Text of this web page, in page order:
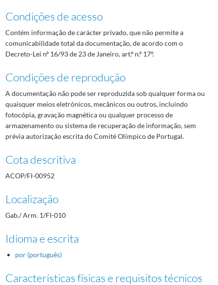
Condições de acesso
Contém informação de carácter privado, que não permite a
comunicabilidade total da documentação, de acordo com o
Decreto-Lei nº 16/93 de 23 de Janeiro, art.º n.º 17º.
Condições de reprodução
A documentação não pode ser reproduzida sob qualquer forma ou
quaisquer meios eletrónicos, mecânicos ou outros, incluindo
fotocópia, gravação magnética ou qualquer processo de
armazenamento ou sistema de recuperação de informação, sem
prévia autorização escrita do Comité Olímpico de Portugal.
Cota descritiva
ACOP/FI-00952
Localização
Gab./ Arm. 1/FI-010
Idioma e escrita
por (português)
Características físicas e requisitos técnicos